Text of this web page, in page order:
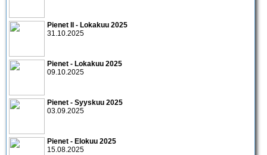
Pienet II - Lokakuu 2025
31.10.2025
Pienet - Lokakuu 2025
09.10.2025
Pienet - Syyskuu 2025
03.09.2025
Pienet - Elokuu 2025
15.08.2025